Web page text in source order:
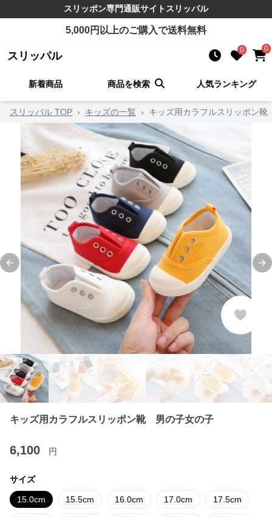
スリッポン専門通販サイト スリッパル
5,000円以上のご購入で送料無料
スリッパル 0 0
新着商品 商品を検索 人気ランキング
スリッパル TOP › キッズの一覧 › キッズ用カラフルスリッポン
Previous slide
キッズ用カラフルスリッポン靴 男の子女の子
6,100 円
サイズ
15.0cm 15.5cm 16.0cm 17.0cm 17.5cm